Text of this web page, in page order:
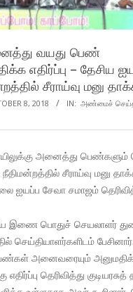
வயது பெண்
எதிர்ப்பு – தேசிய
சீராய்வு மனு
8, 2018 IN: அண்மைச்
அனைத்து பெண்களும்
நீதிமன்றத்தில் சீராய்வு மனு
ஐயப்ப சேவா சமாஜம்
இணை பொதுச் செயலாளர்
செய்தியாளர்களிடம்
அனைவரையும்
தெரிவித்து